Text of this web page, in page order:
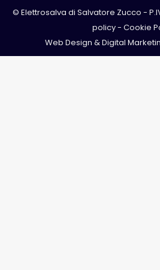
© Elettrosalva di Salvatore Zucco -
policy- Cookie
Web Design & Digital